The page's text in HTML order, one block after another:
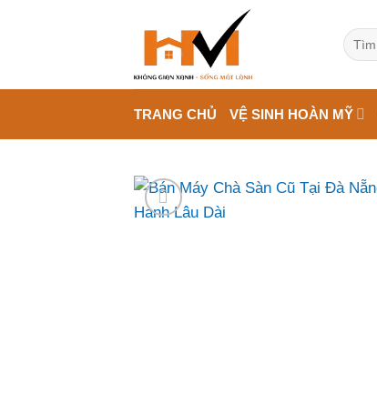
dung
Tìm
kiếm:
TRANG CHỦ VỆ SINH HOÀN MỸ